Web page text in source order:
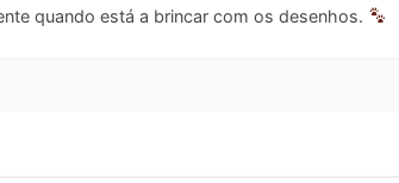
quando está a brincar com os desenhos.